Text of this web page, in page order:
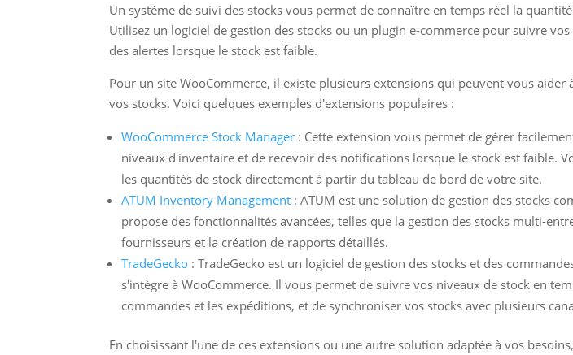
Un système de suivi des stocks vous permet de connaître en temps réel la
Utilisez un logiciel de gestion des stocks ou un plugin e-commerce pour suivre
des alertes lorsque le stock est faible.
Pour un site WooCommerce, il existe plusieurs extensions qui peuvent vous aider
vos stocks. Voici quelques exemples d'extensions populaires :
WooCommerce Stock Manager : Cette extension vous permet de gérer
niveaux d'inventaire et de recevoir des notifications lorsque le stock est faible.
les quantités de stock directement à partir du tableau de bord de votre site.
ATUM Inventory Management : ATUM est une solution de gestion des stocks
propose des fonctionnalités avancées, telles que la gestion des stocks multi-
fournisseurs et la création de rapports détaillés.
TradeGecko : TradeGecko est un logiciel de gestion des stocks et des
s'intègre à WooCommerce. Il vous permet de suivre vos niveaux de stock en
commandes et les expéditions, et de synchroniser vos stocks avec plusieurs
En choisissant l'une de ces extensions ou une autre solution adaptée à vos